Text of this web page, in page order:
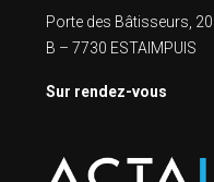
Porte des Bâtisseurs, 20
B – 7730 ESTAIMPUIS
Sur rendez-vous